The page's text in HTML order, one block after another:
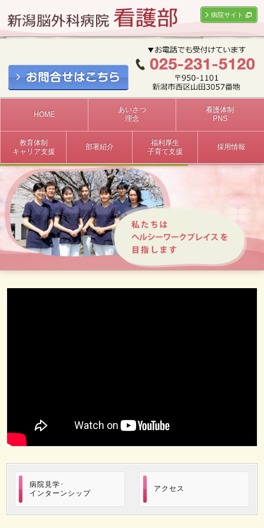
病院サイト
HOME
あいさつ
理念
看護体制
PNS
教育体制
キャリア支援
部署紹介
福利厚生
子育て支援
採用情報
病院見学･
インターンシップ
アクセス